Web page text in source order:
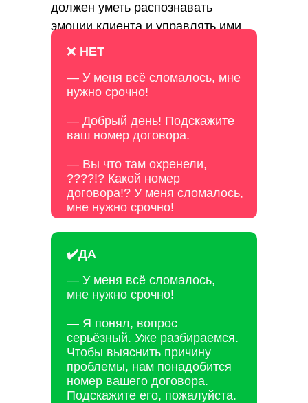
должен уметь распознавать
эмоции клиента и управлять ими.
— У меня всё сломалось, мне
нужно срочно!
— Добрый день! Подскажите
ваш номер договора.
— Вы что там охренели,
????!? Какой номер
договора!? У меня сломалось,
мне нужно срочно!
❌ НЕТ
✔️ДА
— У меня всё сломалось,
мне нужно срочно!
— Я понял, вопрос
серьёзный. Уже разбираемся.
Чтобы выяснить причину
проблемы, нам понадобится
номер вашего договора.
Подскажите его, пожалуйста.